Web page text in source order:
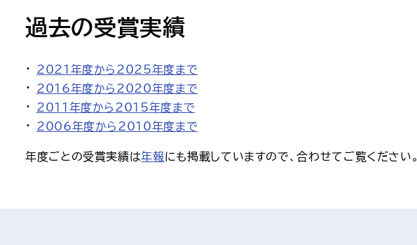
過去の受賞実績
2021年度から2025年度まで
2016年度から2020年度まで
2011年度から2015年度まで
2006年度から2010年度まで
年度ごとの受賞実績は年報にも掲載していますので、合わせてご覧ください。